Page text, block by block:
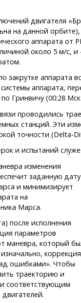
двигателя
на данной
аппарата от
около 5 м/
закрутке аппарата
аппарата,
Гринвичу (00:28
проводились
станций. Эти
точности (Delta-
и испытаний
изменения
заданную дату
и минимизирует
на
Марса.
после исполнения
параметров
маневра, который
коррекция
ошибками». Чтобы
траекторию и
соответствующим